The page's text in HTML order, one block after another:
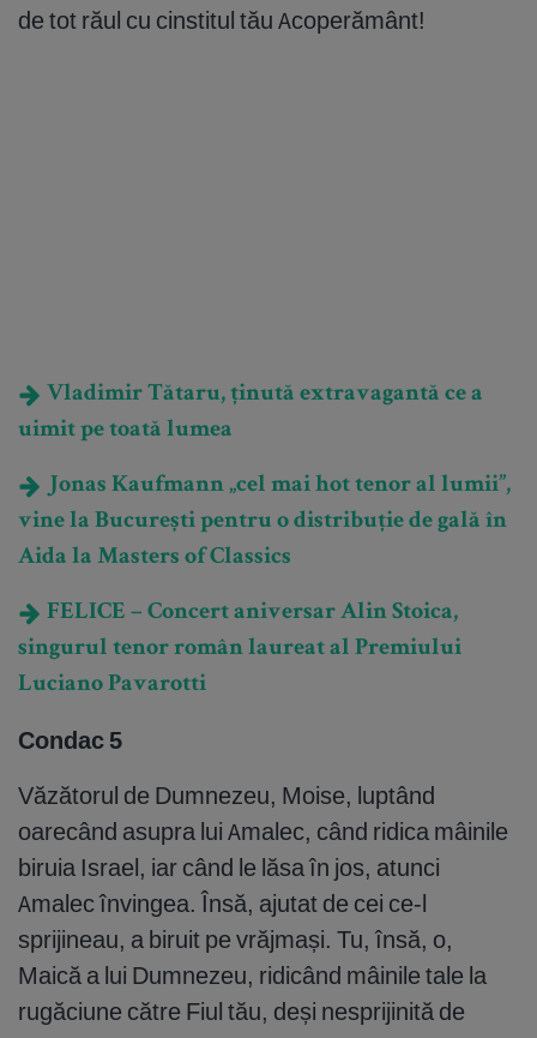
de tot răul cu cinstitul tău Acoperământ!
Vladimir Tătaru, ținută extravagantă ce a
uimit pe toată lumea
Jonas Kaufmann „cel mai hot tenor al lumii”,
vine la București pentru o distribuție de gală în
Aida la Masters of Classics
FELICE – Concert aniversar Alin Stoica,
singurul tenor român laureat al Premiului
Luciano Pavarotti
Condac 5
Văzătorul de Dumnezeu, Moise, luptând
oarecând asupra lui Amalec, când ridica mâinile
biruia Israel, iar când le lăsa în jos, atunci
Amalec învingea. Însă, ajutat de cei ce-l
sprijineau, a biruit pe vrăjmași. Tu, însă, o,
Maică a lui Dumnezeu, ridicând mâinile tale la
rugăciune către Fiul tău, deși nesprijinită de